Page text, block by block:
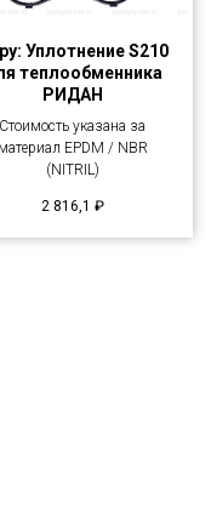
Уплотнение S210
теплообменника
РИДАН
Стоимость указана за
материал EPDM / NBR
(NITRIL)
2 816,1 ₽